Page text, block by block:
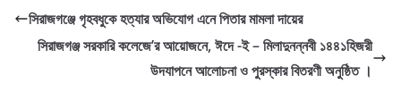
সিরাজগঞ্জে গৃহবধুকে হত্যার অভিযোগ এনে পিতার মামলা দায়ের
সিরাজগঞ্জ সরকারি কলেজে’র আয়োজনে, ঈদে -ই – মিলাদুনন্নবী ১৪৪১হিজরী
উদযাপনে আলোচনা ও পুরস্কার বিতরণী অনুষ্ঠিত ।